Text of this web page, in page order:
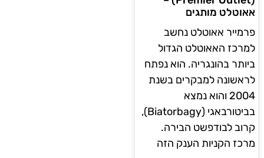
אאוטלט מותגים
פרמייר אאוטלט נחשב
למרכז האאוטלט הגדול
ביותר בהונגריה. הוא נפתח
לראשונה למבקרים בשנת
2004 והוא נמצא
בביטורבאגי (Biatorbagy),
קרוב לבודפשט הבירה.
מרכז הקניות הענק הזה